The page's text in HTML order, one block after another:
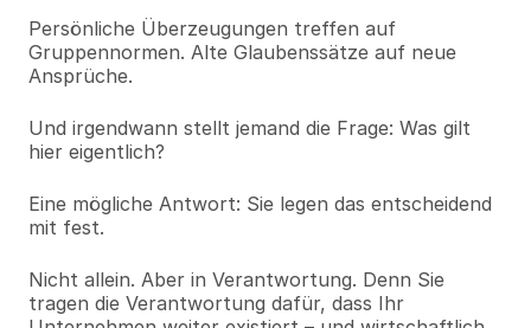
Persönliche Überzeugungen treffen auf
Gruppennormen. Alte Glaubenssätze auf neue
Ansprüche.
Und irgendwann stellt jemand die Frage: Was gilt
hier eigentlich?
Eine mögliche Antwort: Sie legen das entscheidend
mit fest.
Nicht allein. Aber in Verantwortung. Denn Sie
tragen die Verantwortung dafür, dass Ihr